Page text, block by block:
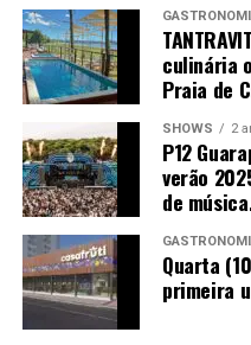
Ingressos
Valor:Inteira: R$ 100 |
solidária: R$ 50 |
20/06 (sábado):
https://
espetaculos-um-ensaio-
galpao/
21/06 (domingo):https://
espetaculos-um-ensaio-
galpao-2/
culinária
Praia de
SHOWS 2
P12
verão
de
Quarta
primeira